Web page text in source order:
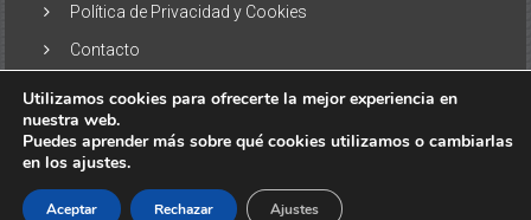
Política de Privacidad y Cookies
Contacto
Copyright © 2026
los derechos reservados. Tema:
ColorNews
Utilizamos cookies para ofrecerte la mejor experiencia en
nuestra web.
Puedes aprender más sobre qué cookies utilizamos o cambiarlas
en los ajustes.
Aceptar Rechazar Ajustes